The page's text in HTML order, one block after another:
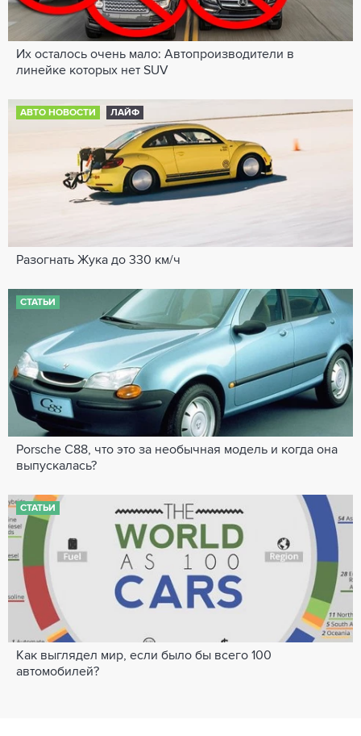
Их осталось очень мало: Автопроизводители в
линейке которых нет SUV
АВТО НОВОСТИ ЛАЙФ
Разогнать Жука до 330 км/ч
СТАТЬИ
Porsche C88, что это за необычная модель и когда она
выпускалась?
СТАТЬИ
Как выглядел мир, если было бы всего 100
автомобилей?